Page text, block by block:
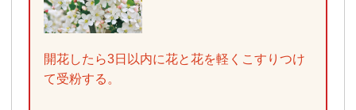
開花したら3日以内に花と花を軽くこすりつけ
て受粉する。